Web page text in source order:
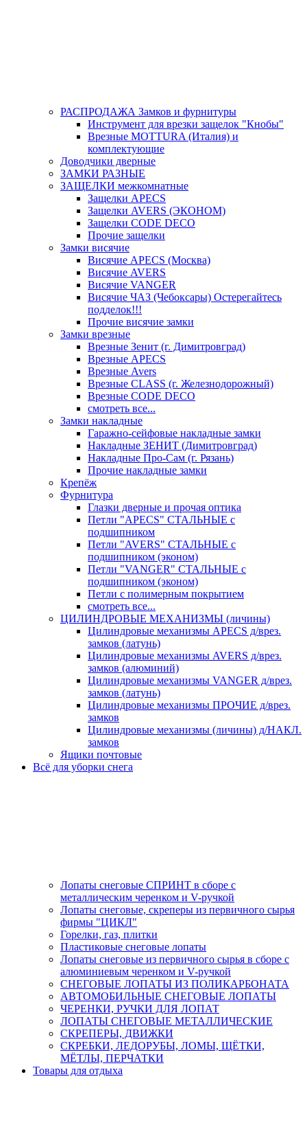
РАСПРОДАЖА Замков и фурнитуры
Инструмент для врезки защелок "Кнобы"
Врезные MOTTURA (Италия) и
комплектующие
Доводчики дверные
ЗАМКИ РАЗНЫЕ
ЗАЩЕЛКИ межкомнатные
Защелки APECS
Защелки AVERS (ЭКОНОМ)
Защелки CODE DECO
Прочие защелки
Замки висячие
Висячие APECS (Москва)
Висячие AVERS
Висячие VANGER
Висячие ЧАЗ (Чебоксары) Остерегайтесь
подделок!!!
Прочие висячие замки
Замки врезные
Врезные Зенит (г. Димитровград)
Врезные APECS
Врезные Avers
Врезные CLASS (г. Железнодорожный)
Врезные CODE DECO
смотреть все...
Замки накладные
Гаражно-сейфовые накладные замки
Накладные ЗЕНИТ (Димитровград)
Накладные Про-Сам (г. Рязань)
Прочие накладные замки
Крепёж
Фурнитура
Глазки дверные и прочая оптика
Петли "APECS" СТАЛЬНЫЕ с
подшипником
Петли "AVERS" СТАЛЬНЫЕ с
подшипником (эконом)
Петли "VANGER" СТАЛЬНЫЕ с
подшипником (эконом)
Петли с полимерным покрытием
смотреть все...
ЦИЛИНДРОВЫЕ МЕХАНИЗМЫ (личины)
Цилиндровые механизмы APECS д/врез.
замков (латунь)
Цилиндровые механизмы AVERS д/врез.
замков (алюминий)
Цилиндровые механизмы VANGER д/врез.
замков (латунь)
Цилиндровые механизмы ПРОЧИЕ д/врез.
замков
Цилиндровые механизмы (личины) д/НАКЛ.
замков
Ящики почтовые
Всё для уборки снега
Лопаты снеговые СПРИНТ в сборе с
металлическим черенком и V-ручкой
Лопаты снеговые, скреперы из первичного сырья
фирмы "ЦИКЛ"
Горелки, газ, плитки
Пластиковые снеговые лопаты
Лопаты снеговые из первичного сырья в сборе с
алюминиевым черенком и V-ручкой
СНЕГОВЫЕ ЛОПАТЫ ИЗ ПОЛИКАРБОНАТА
АВТОМОБИЛЬНЫЕ СНЕГОВЫЕ ЛОПАТЫ
ЧЕРЕНКИ, РУЧКИ ДЛЯ ЛОПАТ
ЛОПАТЫ СНЕГОВЫЕ МЕТАЛЛИЧЕСКИЕ
СКРЕПЕРЫ, ДВИЖКИ
СКРЕБКИ, ЛЕДОРУБЫ, ЛОМЫ, ЩЁТКИ,
МЁТЛЫ, ПЕРЧАТКИ
Товары для отдыха